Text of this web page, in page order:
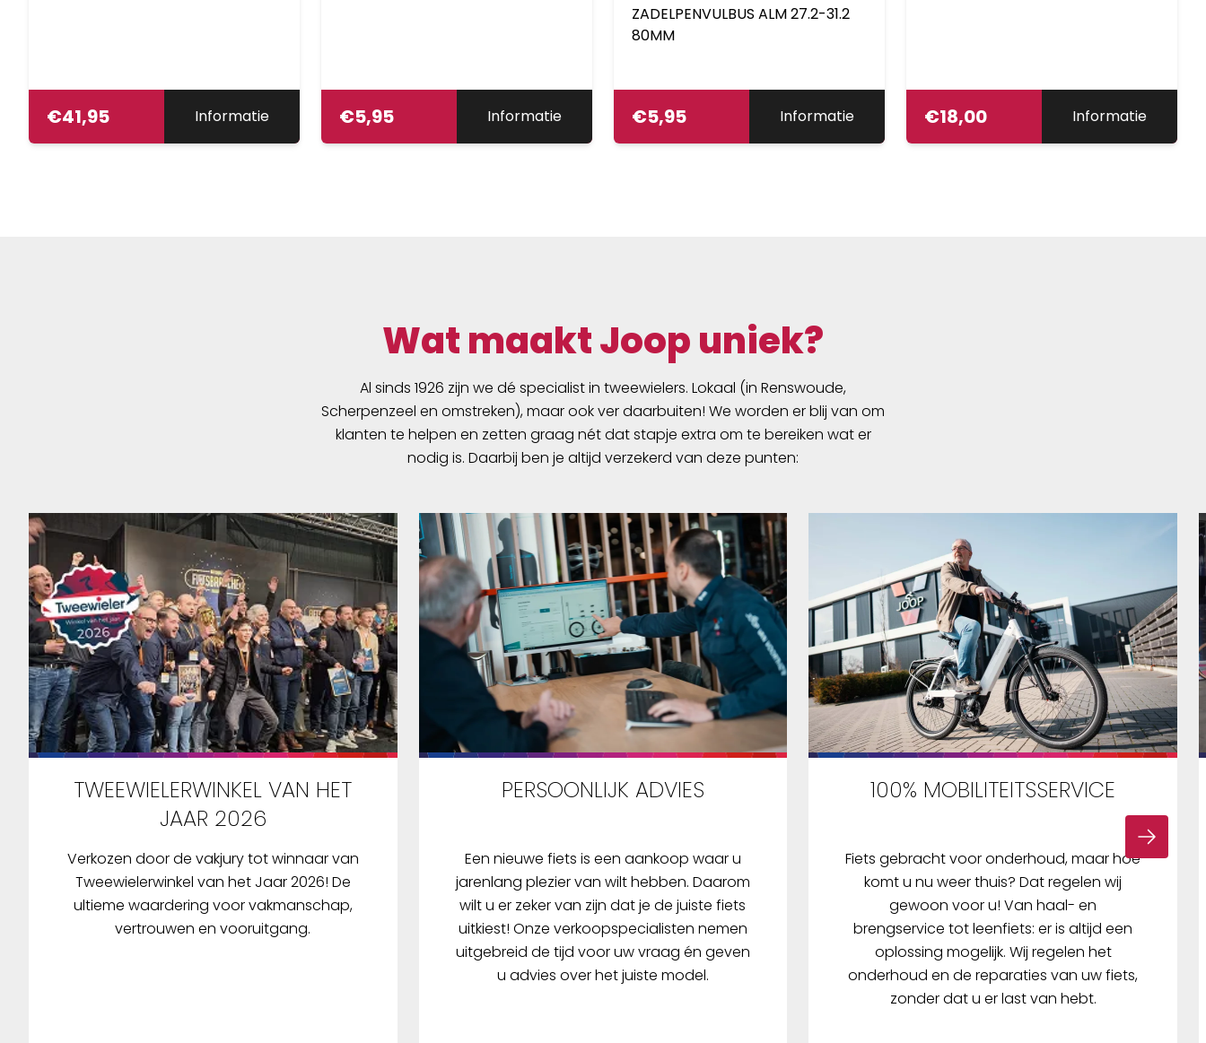
€41,95 Informatie €5,95 Informatie
ZADELPENVULBUS ALM 27.2-31.2
80MM
€5,95 Informatie €18,00 Informatie
Wat maakt Joop uniek?
Al sinds 1926 zijn we dé specialist in tweewielers. Lokaal (in Renswoude,
Scherpenzeel en omstreken), maar ook ver daarbuiten! We worden er blij van om
klanten te helpen en zetten graag nét dat stapje extra om te bereiken wat er
nodig is. Daarbij ben je altijd verzekerd van deze punten:
TWEEWIELERWINKEL VAN HET
JAAR 2026
Verkozen door de vakjury tot winnaar van
Tweewielerwinkel van het Jaar 2026! De
ultieme waardering voor vakmanschap,
vertrouwen en vooruitgang.
PERSOONLIJK ADVIES
Een nieuwe fiets is een aankoop waar u
jarenlang plezier van wilt hebben. Daarom
wilt u er zeker van zijn dat je de juiste fiets
uitkiest! Onze verkoopspecialisten nemen
uitgebreid de tijd voor uw vraag én geven
u advies over het juiste model.
100% MOBILITEITSSERVICE
Fiets gebracht voor onderhoud, maar hoe
komt u nu weer thuis? Dat regelen wij
gewoon voor u! Van haal- en
brengservice tot leenfiets: er is altijd een
oplossing mogelijk. Wij regelen het
onderhoud en de reparaties van uw fiets,
zonder dat u er last van hebt.